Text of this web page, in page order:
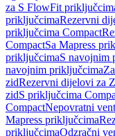
za S FlowFit
priključcimaRezervni
priključcima Compact
CompactSa Mapress
priključcimaS navojnim
navojnim priključcima
zidRezervni dijelovi za
zidS priključcima
CompactNepovratni
Mapress priključcima
priključcimaOdzračni